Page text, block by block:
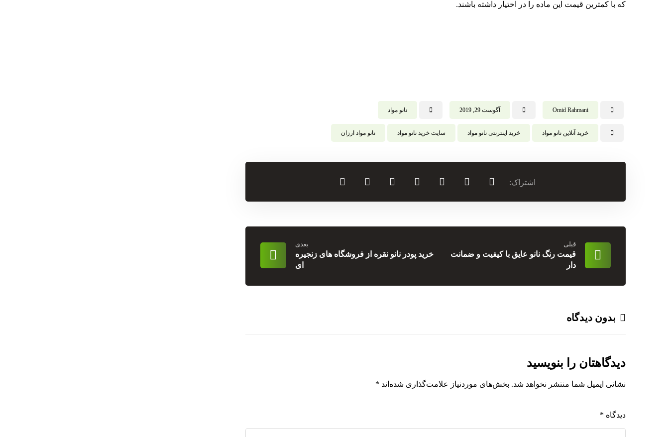
که با کمترین قیمت این ماده را در اختیار داشته باشند.
Omid Rahmani آگوست 29, 2019 نانو مواد
خرید آنلاین نانو مواد خرید اینترنتی نانو مواد سایت خرید نانو مواد نانو مواد ارزان
قبلی
قیمت رنگ نانو عایق با کیفیت و ضمانت
دار
بعدی
خرید پودر نانو نقره از فروشگاه های زنجیره
ای
بدون دیدگاه
دیدگاهتان را بنویسید
نشانی ایمیل شما منتشر نخواهد شد. بخش‌های موردنیاز علامت‌گذاری شده‌اند *
دیدگاه *